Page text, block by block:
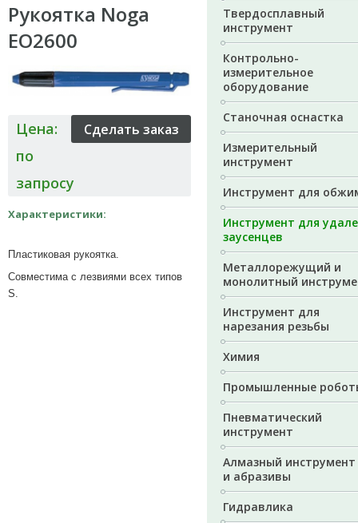
Рукоятка Noga
EO2600
Цена:
по
запросу
Характеристики:
Пластиковая рукоятка.
Совместима с лезвиями всех типов
S.
Твердосплавный
инструмент
Контрольно-
измерительное
оборудование
Станочная оснастка
Измерительный
инструмент
Инструмент для
Инструмент для
заусенцев
Металлорежущий и
монолитный
Инструмент для
нарезания резьбы
Химия
Промышленные
Пневматический
инструмент
Алмазный инструмент
и абразивы
Гидравлика